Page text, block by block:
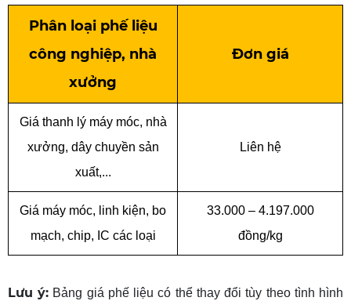
Phânloại phế liệu
công nghiệp, nhà
xưởng
Đơngiá
Giá thanh lý máy móc, nhà
xưởng, dây chuyền sản
xuất,...
Liên hệ
Giá máy móc, linh kiện, bo
mạch, chip, IC các loại
33.000 – 4.197.000
đồng/kg
Lưu ý: Bảng giá phế liệu có thể thay đổi tùy theo tình hình